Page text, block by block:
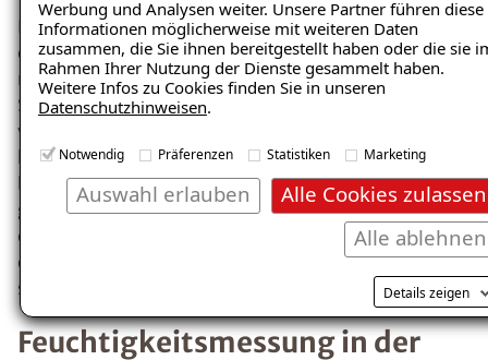
Werbung und Analysen weiter. Unsere Partner führen diese
Informationen möglicherweise mit weiteren Daten
zusammen, die Sie ihnen bereitgestellt haben oder die sie
Rahmen Ihrer Nutzung der Dienste gesammelt haben.
Weitere Infos zu Cookies finden Sie in unseren
Datenschutzhinweisen.
Notwendig Präferenzen Statistiken Marketing
Alle Cookies zulassen
Auswahl erlauben
Alle ablehnen
Details zeigen
Wänden oder der Decke kondensiert. Ein erstes
Anzeichen für übermäßige Feuchtigkeit ist
Kondensat, z.B. beschlagene Fenster.
Richtiges Heizen und Lüften minimiert das
Risiko derEntstehung von Kondenswasser
Wie kann man
Feuchtigkeitsprobleme
ausfindig machen und
effektiv beheben?